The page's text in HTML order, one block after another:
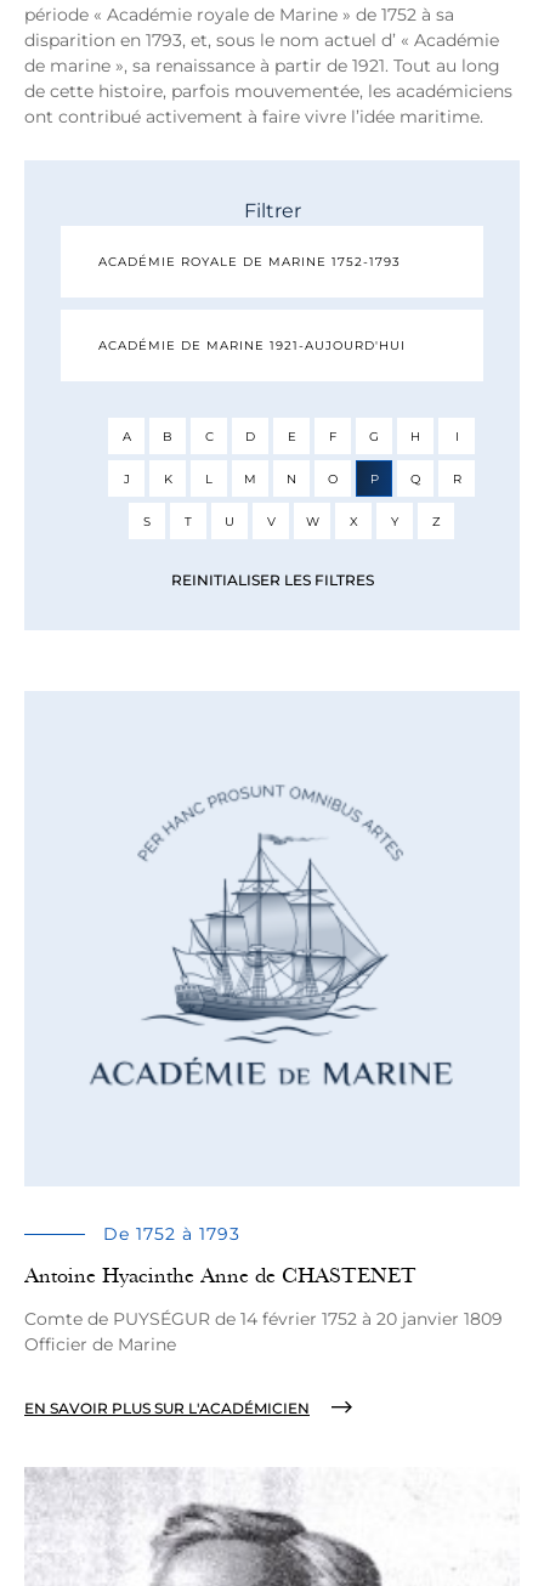
période « Académie royale de Marine » de 1752 à sa
disparition en 1793, et, sous le nom actuel d’ « Académie
de marine », sa renaissance à partir de 1921. Tout au long
de cette histoire, parfois mouvementée, les académiciens
ont contribué activement à faire vivre l’idée maritime.
Filtrer
ACADÉMIE ROYALE DE MARINE 1752-1793
ACADÉMIE DE MARINE 1921-AUJOURD'HUI
A B C D E F G H I
J K L M N O P Q R
S T U V W X Y Z
REINITIALISER LES FILTRES
De 1752 à 1793
Antoine Hyacinthe Anne de CHASTENET
Comte de PUYSÉGUR de 14 février 1752 à 20 janvier 1809
Officier de Marine
EN SAVOIR PLUS SUR L'ACADÉMICIEN